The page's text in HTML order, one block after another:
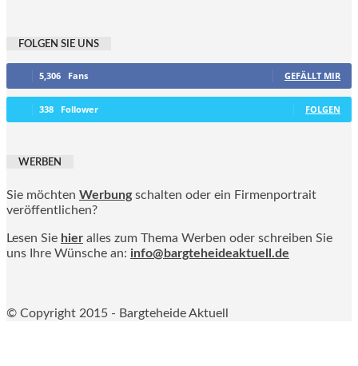
FOLGEN SIE UNS
5,306 Fans GEFÄLLT MIR
338 Follower FOLGEN
WERBEN
Sie möchten Werbung schalten oder ein Firmenportrait
veröffentlichen?
Lesen Sie hier alles zum Thema Werben oder schreiben Sie
uns Ihre Wünsche an: info@bargteheideaktuell.de
© Copyright 2015 - Bargteheide Aktuell